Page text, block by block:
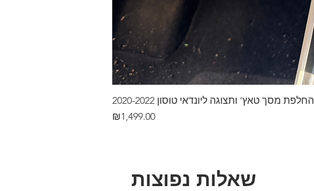
החלפת מסך טאץ' ותצוגה ליונדאי טוסון 2020-2022
Price
₪1,499.00
שאלות נפוצות